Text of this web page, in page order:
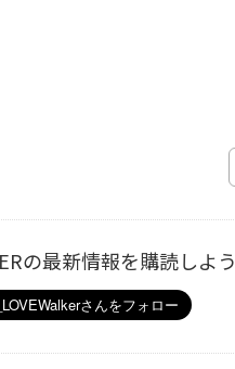
の最新情報を購読しよう